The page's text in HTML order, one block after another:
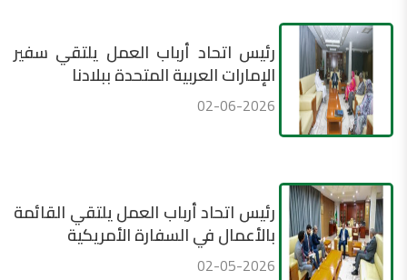
رئيس اتحاد أرباب العمل يلتقي سفير
الإمارات العربية المتحدة ببلادنا
02-06-2026
رئيس اتحاد أرباب العمل يلتقي القائمة
بالأعمال في السفارة الأمريكية
02-05-2026